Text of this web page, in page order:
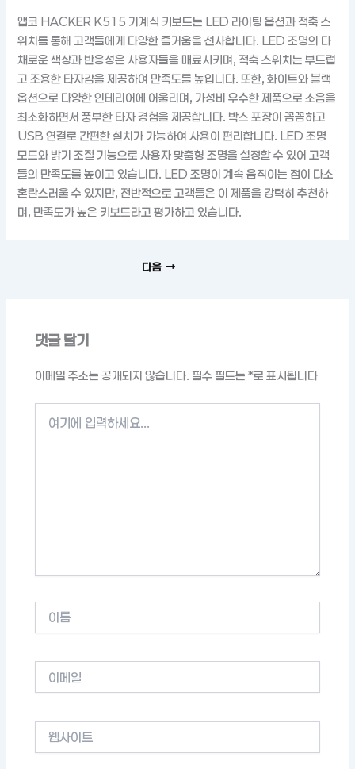
앱코 HACKER K515 기계식 키보드는 LED 라이팅 옵션과 적축 스
위치를 통해 고객들에게 다양한 즐거움을 선사합니다. LED 조명의 다
채로운 색상과 반응성은 사용자들을 매료시키며, 적축 스위치는 부드럽
고 조용한 타자감을 제공하여 만족도를 높입니다. 또한, 화이트와 블랙
옵션으로 다양한 인테리어에 어울리며, 가성비 우수한 제품으로 소음을
최소화하면서 풍부한 타자 경험을 제공합니다. 박스 포장이 꼼꼼하고
USB 연결로 간편한 설치가 가능하여 사용이 편리합니다. LED 조명
모드와 밝기 조절 기능으로 사용자 맞춤형 조명을 설정할 수 있어 고객
들의 만족도를 높이고 있습니다. LED 조명이 계속 움직이는 점이 다소
혼란스러울 수 있지만, 전반적으로 고객들은 이 제품을 강력히 추천하
며, 만족도가 높은 키보드라고 평가하고 있습니다.
다음
댓글 달기
이메일 주소는 공개되지 않습니다. 필수 필드는*로 표시됩니다